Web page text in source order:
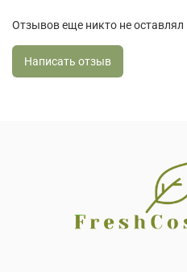
Отзывов еще никто не оставлял
Написать отзыв